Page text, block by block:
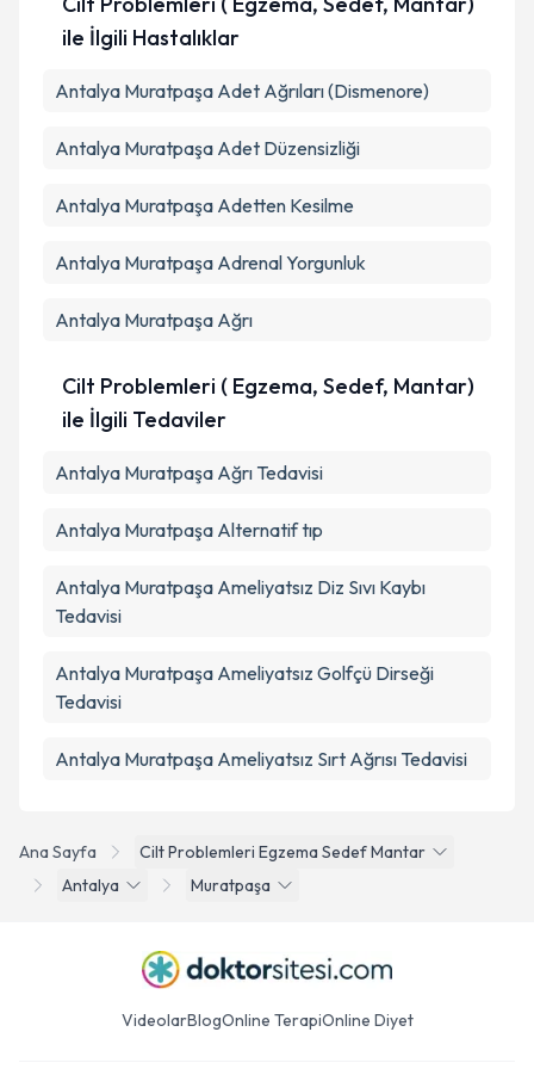
Ana Sayfa
Cilt Problemleri Egzema Sedef Mantar
Antalya
Muratpaşa
ile İlgili Hastalıklar
Antalya Muratpaşa Adet Ağrıları (Dismenore)
Antalya Muratpaşa Adet Düzensizliği
Antalya Muratpaşa Adetten Kesilme
Antalya Muratpaşa Adrenal Yorgunluk
Antalya Muratpaşa Ağrı
Cilt Problemleri ( Egzema, Sedef, Mantar)
ile İlgili Tedaviler
Antalya Muratpaşa Ağrı Tedavisi
Antalya Muratpaşa Alternatif tıp
Antalya Muratpaşa Ameliyatsız Diz Sıvı Kaybı
Tedavisi
Antalya Muratpaşa Ameliyatsız Golfçü Dirseği
Tedavisi
Antalya Muratpaşa Ameliyatsız Sırt Ağrısı Tedavisi
VideolarBlogOnline TerapiOnline Diyet